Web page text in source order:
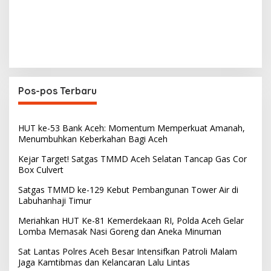
Pos-pos Terbaru
HUT ke-53 Bank Aceh: Momentum Memperkuat Amanah,
Menumbuhkan Keberkahan Bagi Aceh
Kejar Target! Satgas TMMD Aceh Selatan Tancap Gas Cor
Box Culvert
Satgas TMMD ke-129 Kebut Pembangunan Tower Air di
Labuhanhaji Timur
Meriahkan HUT Ke-81 Kemerdekaan RI, Polda Aceh Gelar
Lomba Memasak Nasi Goreng dan Aneka Minuman
Sat Lantas Polres Aceh Besar Intensifkan Patroli Malam
Jaga Kamtibmas dan Kelancaran Lalu Lintas